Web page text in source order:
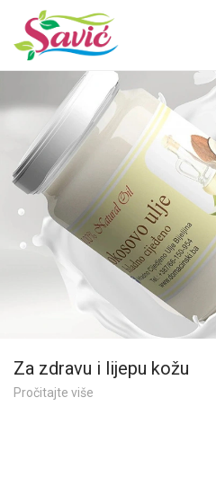
Za zdravu i lijepu kožu
Pročitajte više